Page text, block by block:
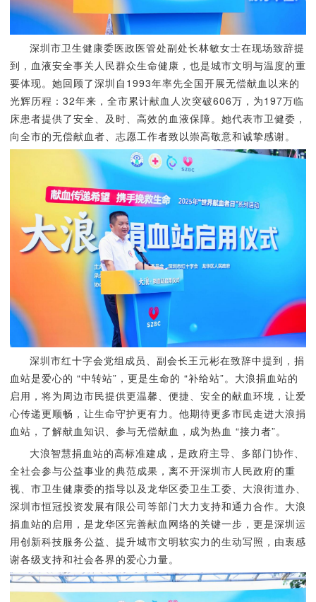
深圳市卫生健康委医政医管处副处长林敏女士在现场致辞提
到，血液安全事关人民群众生命健康，也是城市文明与温度的重
要体现。她回顾了深圳自1993年率先全国开展无偿献血以来的
光辉历程：32年来，全市累计献血人次突破606万，为197万临
床患者提供了安全、及时、高效的血液保障。她代表市卫健委，
向全市的无偿献血者、志愿工作者致以崇高敬意和诚挚感谢。
深圳市红十字会党组成员、副会长王元彬在致辞中提到，捐
血站是爱心的 “中转站”，更是生命的 “补给站”。大浪捐血站的
启用，将为周边市民提供更温馨、便捷、安全的献血环境，让爱
心传递更顺畅，让生命守护更有力。他期待更多市民走进大浪捐
血站，了解献血知识、参与无偿献血，成为热血 “接力者”。
大浪智慧捐血站的高标准建成，是政府主导、多部门协作、
全社会参与公益事业的典范成果，离不开深圳市人民政府的重
视、市卫生健康委的指导以及龙华区委卫生工委、大浪街道办、
深圳市恒冠投资发展有限公司等部门大力支持和通力合作。大浪
捐血站的启用，是龙华区完善献血网络的关键一步，更是深圳运
用创新科技服务公益、提升城市文明软实力的生动写照，由衷感
谢各级支持和社会各界的爱心力量。